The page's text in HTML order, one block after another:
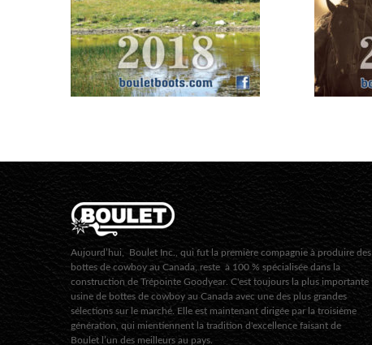
Aujourd’hui, Boulet Inc., qui fut la première compagnie à produire des
bottes de cowboy au Canada, reste à 100 % spécialisée dans la
construction de Trépointe Goodyear. C'est toujours la plus importante
usine de bottes de cowboy au Canada avec une des plus grandes
sélections sur le marché. Elle est maintenant dirigée par la troisième
génération, qui mientiennent la tradition d'excellence faisant de
Boulet l’un des meilleurs au pays.